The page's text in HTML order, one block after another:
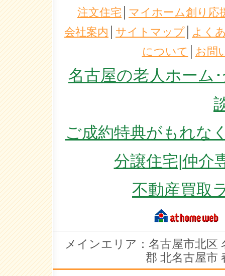
注文住宅
マイホーム創り応
会社案内
サイトマップ
よく
について
お問
名古屋の老人ホーム
ご成約特典がもれな
分譲住宅|仲介
不動産買取
メインエリア：名古屋市北区
郡 北名古屋市